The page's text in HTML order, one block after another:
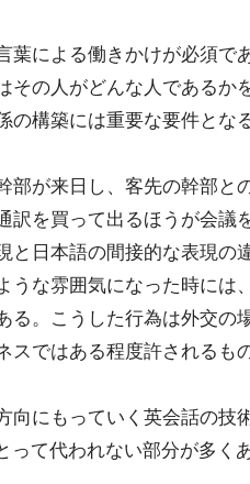
葉による働きかけが必須で
その人がどんな人であるか
構築には重要な要件となる
部が来日し、客先の幹部と
訳を買って出るほうが会議
と日本語の間接的な表現の
な雰囲気になった時には
る。こうした行為は外交の
ではある程度許されるも
向にもっていく英会話の技
て代われない部分が多く